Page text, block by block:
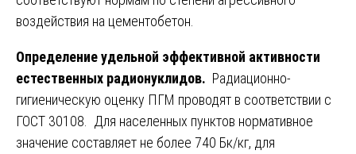
воздействия на цементобетон.
Определение удельной эффективной активности
естественных радионуклидов. Радиационно-
гигиеническую оценку ПГМ проводят в соответствии с
ГОСТ 30108. Для населенных пунктов нормативное
значение составляет не более 740 Бк/кг, для